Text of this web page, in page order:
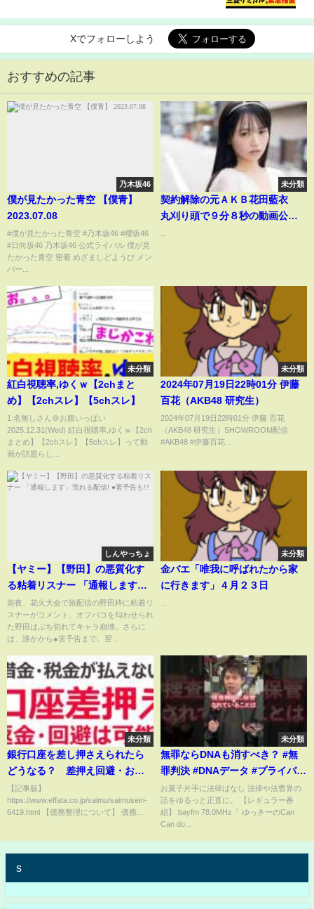
Xでフォローしよう
おすすめの記事
乃木坂46
僕が見たかった青空 【僕青】
2023.07.08
#僕が見たかった青空 #乃木坂46 #櫻坂46
#日向坂46 乃木坂46 公式ライバル 僕が見
たかった青空 密着 めざましどようび メン
バー...
未分類
契約解除の元ＡＫＢ花田藍衣
丸刈り頭で９分８秒の動画公開
未分類
紅白視聴率,ゆくｗ【2chまと
め】【2chスレ】【5chスレ】
1:名無しさん＠お腹いっぱい
2025.12.31(Wed) 紅白視聴率,ゆくｗ【2ch
まとめ】【2chスレ】【5chスレ】って動
画が話題らし...
未分類
2024年07月19日22時01分 伊藤
百花（AKB48 研究生）
2024年07月19日22時01分 伊藤 百花
（AKB48 研究生）SHOWROOM配信
#AKB48 #伊藤百花...
しんやっちょ
【ヤミー】【野田】の悪質化す
る粘着リスナー 「通報します」
荒れる配信! ●害予告も!?
前夜、花火大会で旅配信の野田枠に粘着リ
スナーがコメント、オフパコを匂わせられ
た野田はぶち切れてキャラ崩壊。さらに
は、誰かから●害予告まで。翌...
未分類
金バエ「唯我に呼ばれたから家
に行きます」４月２３日
未分類
銀行口座を差し押さえられたら
どうなる？ 差押え回避・お金
を返してもらうことはできる？
【借金 税金滞納】
【記事版】
https://www.effata.co.jp/saimu/saimuseiri-
6419.html 【債務整理について】 債務...
未分類
無罪ならDNAも消すべき？ #無
罪判決 #DNAデータ #プライバシ
ー権 #指紋採取 #法と人権
お菓子片手に法律ばなし 法律や法曹界の
話をゆるっと正直に。 【レギュラー番
組】 bayfm 78.0MHz「 ゆっきーのCan
Can do...
s